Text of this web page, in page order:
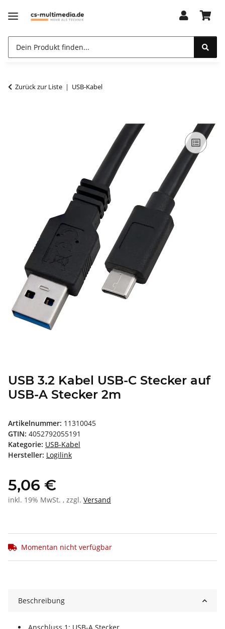
Zurück zur Liste USB-Kabel
USB 3.2 Kabel USB-C Stecker auf
USB-A Stecker 2m
Artikelnummer: 11310045
GTIN: 4052792055191
Kategorie: USB-Kabel
Hersteller: Logilink
5,06 €
inkl. 19% MwSt. , zzgl. Versand
Momentan nicht verfügbar
Beschreibung